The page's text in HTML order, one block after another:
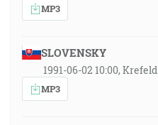
MP3
SLOVENSKY
1991-06-02 10:00, Krefeld
MP3